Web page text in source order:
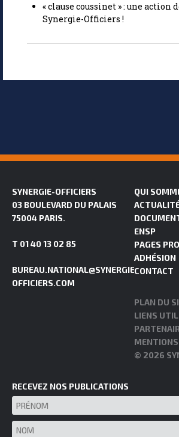
« clause coussinet » : une action
Synergie-Officiers !
SYNERGIE-OFFICIERS
03 BOULEVARD DU PALAIS
75004 PARIS.
T 01 40 13 02 85
BUREAU.NATIONAL@SYNERGIE-
OFFICIERS.COM
QUI
ENSP
PAGES
ADHÉSION
CONTACT
PLAN DU
LIENS
© 2026
RECEVEZ NOS PUBLICATIONS